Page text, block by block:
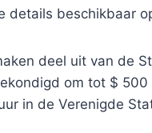
details beschikbaar
deel uit van de
om tot $
in de Verenigde